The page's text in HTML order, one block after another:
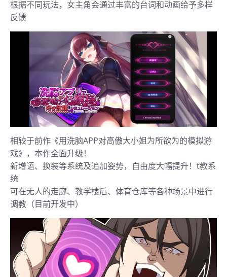
根据不同玩法，女主角会通过丰富的台词和动画给予多样
反馈
相较于前作《用洗脑APP对高傲大小姐为所欲为的模拟游
戏》，本作全面升级！
新增语、换装等系统及追加姿势，自由度大幅提升！t教系
统
可在无人的走廊、教学楼后、体育仓库等各种场景中进行
调教（目前开发中）